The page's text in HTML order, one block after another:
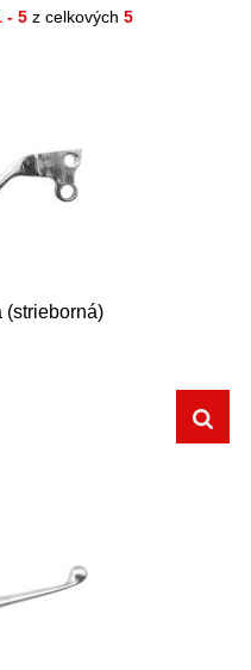
- 5 z celkových 5
(strieborná)